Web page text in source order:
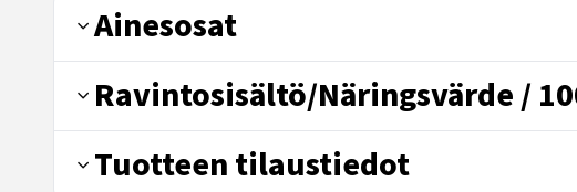
Ainesosat
Ravintosisältö/Näringsvärde /
Tuotteen tilaustiedot